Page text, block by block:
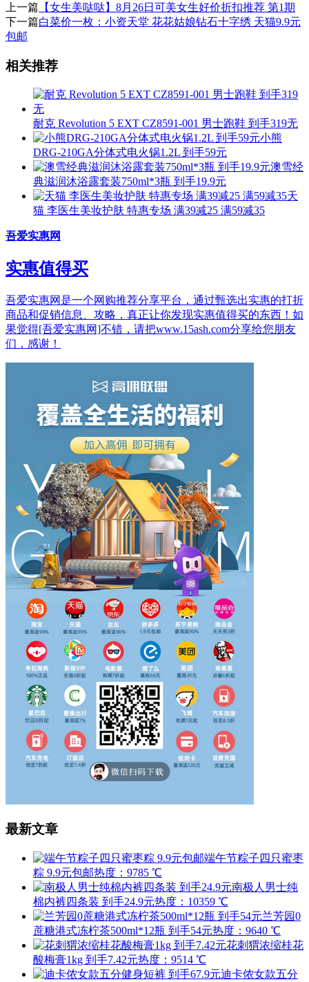
上一篇 【女生美哒哒】8月26日可美女生好价折扣推荐 第1期
下一篇白菜价一枚：小资天堂 花花姑娘钻石十字绣 天猫9.9元
包邮
相关推荐
耐克 Revolution 5 EXT CZ8591-001 男士跑鞋 到手319无
小熊
DRG-210GA分体式电火锅1.2L 到手59元
澳雪经
典滋润沐浴露套装750ml*3瓶 到手19.9元
天
猫 李医生美妆护肤 特惠专场 满39减25 满59减35
吾爱实惠网
实惠值得买
吾爱实惠网是一个网购推荐分享平台，通过甄选出实惠的打折
商品和促销信息、攻略，真正让你发现实惠值得买的东西！如
果觉得[吾爱实惠网]不错，请把www.15ash.com分享给您朋友
们，感谢！
最新文章
端午节粽子四只蜜枣
粽 9.9元包邮热度：9785 ℃
南极人男士纯
棉内裤四条装 到手24.9元热度：10359 ℃
兰芳园0
蔗糖港式冻柠茶500ml*12瓶 到手54元热度：9640 ℃
花刺猬浓缩桂花
酸梅膏1kg 到手7.42元热度：9514 ℃
迪卡侬女款五分